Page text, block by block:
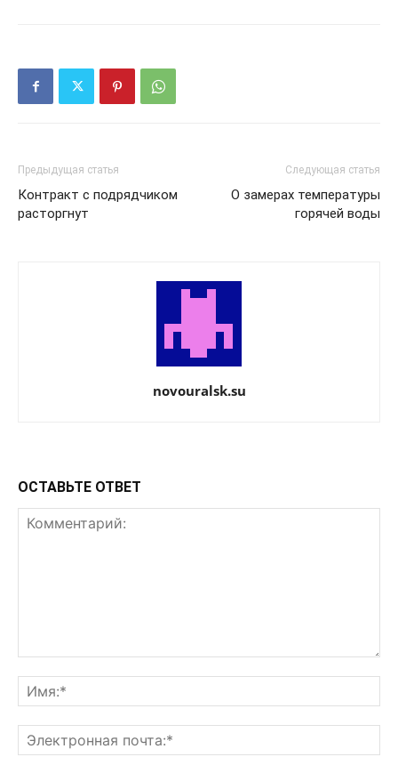
Предыдущая статья
Контракт с подрядчиком
расторгнут
Следующая статья
О замерах температуры
горячей воды
novouralsk.su
ОСТАВЬТЕ ОТВЕТ